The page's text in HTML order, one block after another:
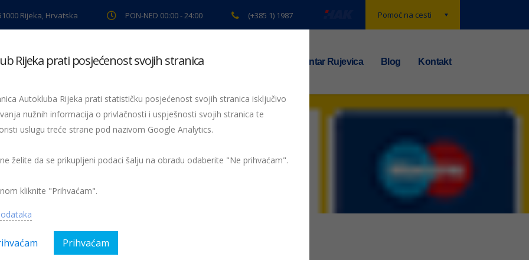
Pomoć na cesti
Rijeka, Hrvatska PON-NED 00:00 - 24:00 (+385 1) 1987
pregled Pomoć na cesti Servis Preventiva TS centar Rujevica Blog Kontakt
bez-amex
amex
Rijeka prati posjećenost svojih stranica
Autokluba Rijeka prati statističku posjećenost svojih stranica isključivo
nužnih informacija o privlačnosti i uspješnosti svojih stranica te
uslugu treće strane pod nazivom Google Analytics.
želite da se prikupljeni podaci šalju na obradu odaberite "Ne prihvaćam".
kliknite "Prihvaćam".
Prihvaćam